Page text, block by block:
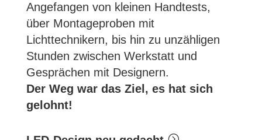
Angefangen von kleinen Handtests,
über Montageproben mit
Lichttechnikern, bis hin zu unzähligen
Stunden zwischen Werkstatt und
Gesprächen mit Designern.
Der Weg war das Ziel, es hat sich
gelohnt!